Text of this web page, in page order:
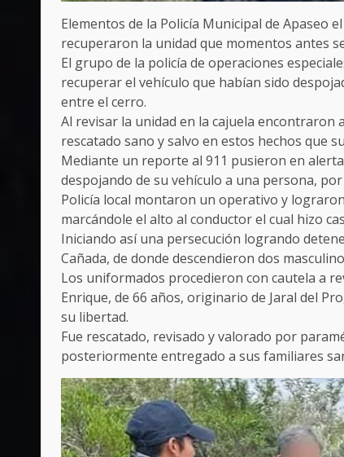
Elementos de la Policía Municipal de Apaseo
recuperaron la unidad que momentos antes
El grupo de la policía de operaciones
recuperar el vehículo que habían sido
entre el cerro.
Al revisar la unidad en la cajuela
rescatado sano y salvo en estos hechos que
Mediante un reporte al 911 pusieron en
despojando de su vehículo a una persona,
Policía local montaron un operativo y
marcándole el alto al conductor el cual hizo
Iniciando así una persecución logrando
Cañada, de donde descendieron dos
Los uniformados procedieron con cautela a
Enrique, de 66 años, originario de Jaral del
su libertad.
Fue rescatado, revisado y valorado por
posteriormente entregado a sus familiares